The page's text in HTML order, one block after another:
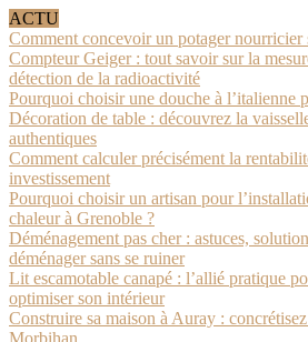
ACTU
Comment concevoir un potager nourricier
Compteur Geiger : tout savoir sur la
détection de la radioactivité
Pourquoi choisir une douche à l’italienne
Décoration de table : découvrez la
authentiques
Comment calculer précisément la
investissement
Pourquoi choisir un artisan pour
chaleur à Grenoble ?
Déménagement pas cher : astuces,
déménager sans se ruiner
Lit escamotable canapé : l’allié pratique
optimiser son intérieur
Construire sa maison à Auray :
Morbihan